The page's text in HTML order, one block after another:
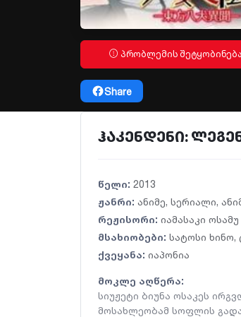
პრობლემის შეტყობინება
Share
ჰაკენდენი:
წელი: 2013
ჟანრი: ანიმე, სერიალი,
რეჟისორი: იამასაკი ოსამუ
მსახიობები: სატოსი ხინო,
ქვეყანა: იაპონია
მოკლე აღწერა:
სიუჟეტი ბიუნა ოსაკეს
მოსახლეობამ სოფლის